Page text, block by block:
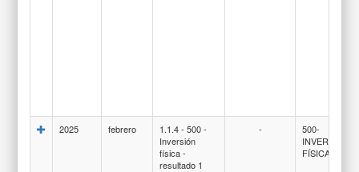
2025 febrero
1.1.4 - 500 -
Inversión
física -
resultado 1
-
500-
INVERSION
FÍSICA